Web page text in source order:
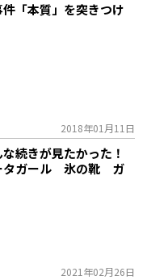
「本質」を突きつけ
2018年01月11日
続きが見たかった！
タガール 氷の靴 ガ
2021年02月26日